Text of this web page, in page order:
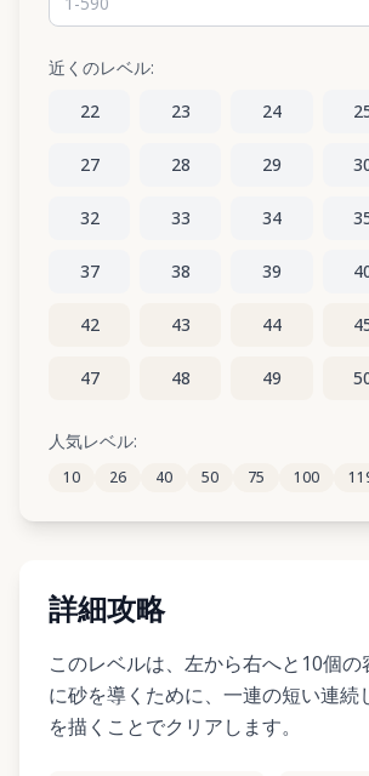
近くのレベル:
22
23 24
27 28 29
32 33 34
37 38 39
42 43 44
47 48 49
52
57 58 59
人気レベル:
10 26 40 50 75 100
詳細攻略
このレベルは、左から右へと10個
に砂を導くために、一連の短い連続
を描くことでクリアします。